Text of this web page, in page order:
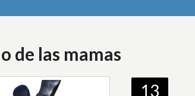
de las mamas
13